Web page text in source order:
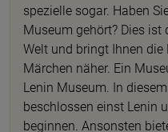
spezielle sogar. Haben
Museum gehört? Dies ist
Welt und bringt Ihnen
Märchen näher. Ein
Lenin Museum. In
beschlossen einst Lenin
beginnen. Ansonsten